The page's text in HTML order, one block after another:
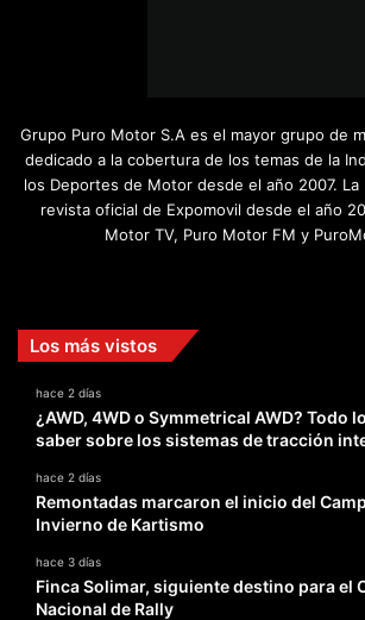
Grupo Puro Motor S.A es el mayor grupo de
dedicado a la cobertura de los temas de la
los Deportes de Motor desde el año 2007. La
revista oficial de Expomovil desde el año
Motor TV, Puro Motor FM y
Los más vistos
hace 2 días
¿AWD, 4WD o Symmetrical AWD? Todo
saber sobre los sistemas de tracción
hace 2 días
Remontadas marcaron el inicio del
Invierno de Kartismo
hace 3 días
Finca Solimar, siguiente destino para el
Nacional de Rally